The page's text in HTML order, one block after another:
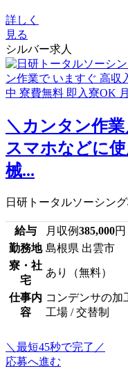
詳しく
見る
シルバー求人
＼カンタン作業
スマホなどに
械...
日研トータルソーシン
給与 月収例385,000円
勤務地 島根県 出雲市
寮・社
宅
あり（無料）
仕事内
容
コンデンサの加
工場 / 交替制
＼最短45秒で完了／
応募へ進む